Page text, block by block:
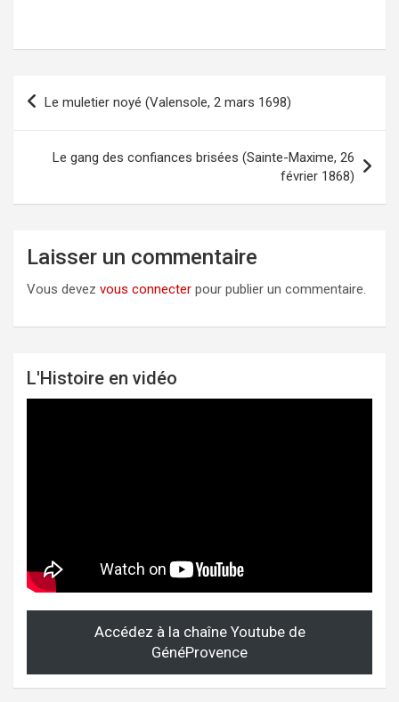
Navigation
de
l’article
Le muletier noyé (Valensole, 2 mars 1698)
Le gang des confiances brisées (Sainte-Maxime, 26
février 1868)
Laisser un commentaire
Vous devez vous connecter pour publier un commentaire.
L'Histoire en vidéo
Accédez à la chaîne Youtube de
GénéProvence